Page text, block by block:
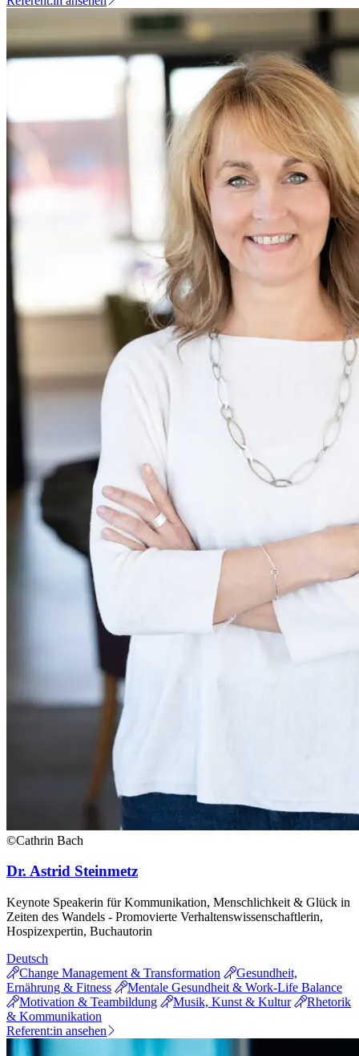
©Cathrin Bach
Dr. Astrid Steinmetz
Keynote Speakerin für Kommunikation, Menschlichkeit & Glück in
Zeiten des Wandels - Promovierte Verhaltenswissenschaftlerin,
Hospizexpertin, Buchautorin
Deutsch
Change Management & Transformation
Gesundheit,
Ernährung & Fitness
Mentale Gesundheit & Work-Life Balance
Motivation & Teambildung
Musik, Kunst & Kultur
Rhetorik
& Kommunikation
Referent:in ansehen